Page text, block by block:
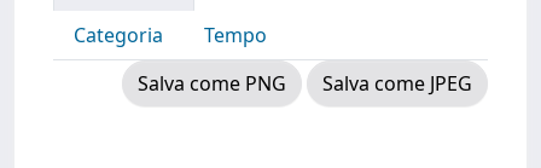
Categoria
Tempo
Salva come PNG
Salva come JPEG